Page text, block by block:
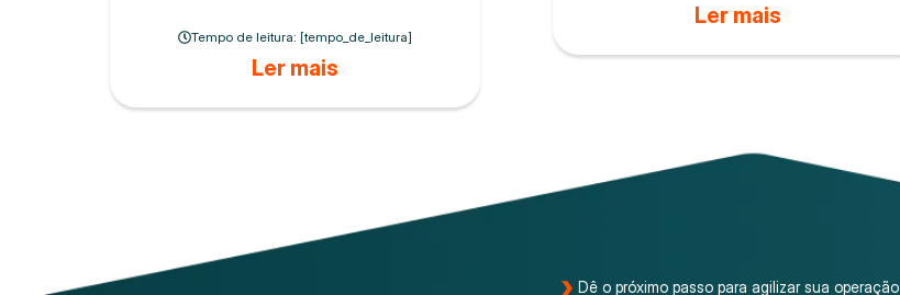
Tempo de leitura: [tempo_de_leitura]
Ler mais
Ler mais
Dê o próximo passo para agilizar sua operação